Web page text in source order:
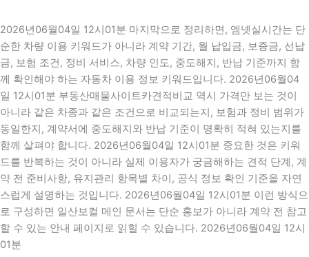
2026년06월04일 12시01분 마지막으로 정리하면, 엠넷실시간는 단
순한 차량 이용 키워드가 아니라 계약 기간, 월 납입금, 보증금, 선납
금, 보험 조건, 정비 서비스, 차량 인도, 중도해지, 반납 기준까지 함
께 확인해야 하는 자동차 이용 정보 키워드입니다. 2026년06월04
일 12시01분 부동산매물사이트카견적비교 역시 가격만 보는 것이
아니라 같은 차종과 같은 조건으로 비교되는지, 보험과 정비 범위가
동일한지, 계약서에 중도해지와 반납 기준이 명확히 적혀 있는지를
함께 살펴야 합니다. 2026년06월04일 12시01분 중요한 것은 키워
드를 반복하는 것이 아니라 실제 이용자가 궁금해하는 견적 단계, 계
약 전 준비사항, 유지관리 항목별 차이, 공식 정보 확인 기준을 자연
스럽게 설명하는 것입니다. 2026년06월04일 12시01분 이런 방식으
로 구성하면 일산보컬 메인 문서는 단순 홍보가 아니라 계약 전 참고
할 수 있는 안내 페이지로 읽힐 수 있습니다. 2026년06월04일 12시
01분